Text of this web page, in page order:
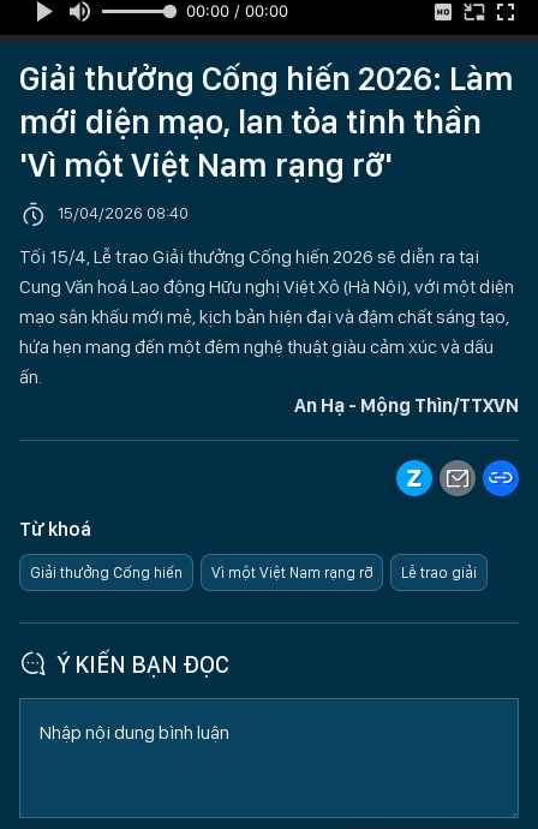
00:00 / 00:00
Giải thưởng Cống hiến 2026: Làm
mới diện mạo, lan tỏa tinh thần
'Vì một Việt Nam rạng rỡ'
15/04/2026 08:40
Tối 15/4, Lễ trao Giải thưởng Cống hiến 2026 sẽ diễn ra tại
Cung Văn hoá Lao động Hữu nghị Việt Xô (Hà Nội), với một diện
mạo sân khấu mới mẻ, kịch bản hiện đại và đậm chất sáng tạo,
hứa hẹn mang đến một đêm nghệ thuật giàu cảm xúc và dấu
ấn.
An Hạ - Mộng Thìn/TTXVN
Từ khoá
Giải thưởng Cống hiến Vì một Việt Nam rạng rỡ Lễ trao giải
Ý KIẾN BẠN ĐỌC